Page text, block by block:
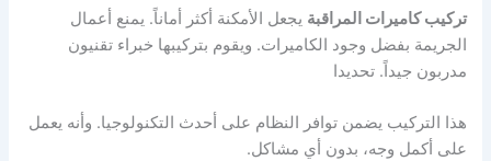
تركيب كاميرات المراقبة يجعل الأمكنة أكثر أماناً. يمنع أعمال
الجريمة بفضل وجود الكاميرات. ويقوم بتركيبها خبراء تقنيون
مدربون جيداً. تحديدا
هذا التركيب يضمن توافر النظام على أحدث التكنولوجيا. وأنه يعمل
على أكمل وجه، بدون أي مشاكل.